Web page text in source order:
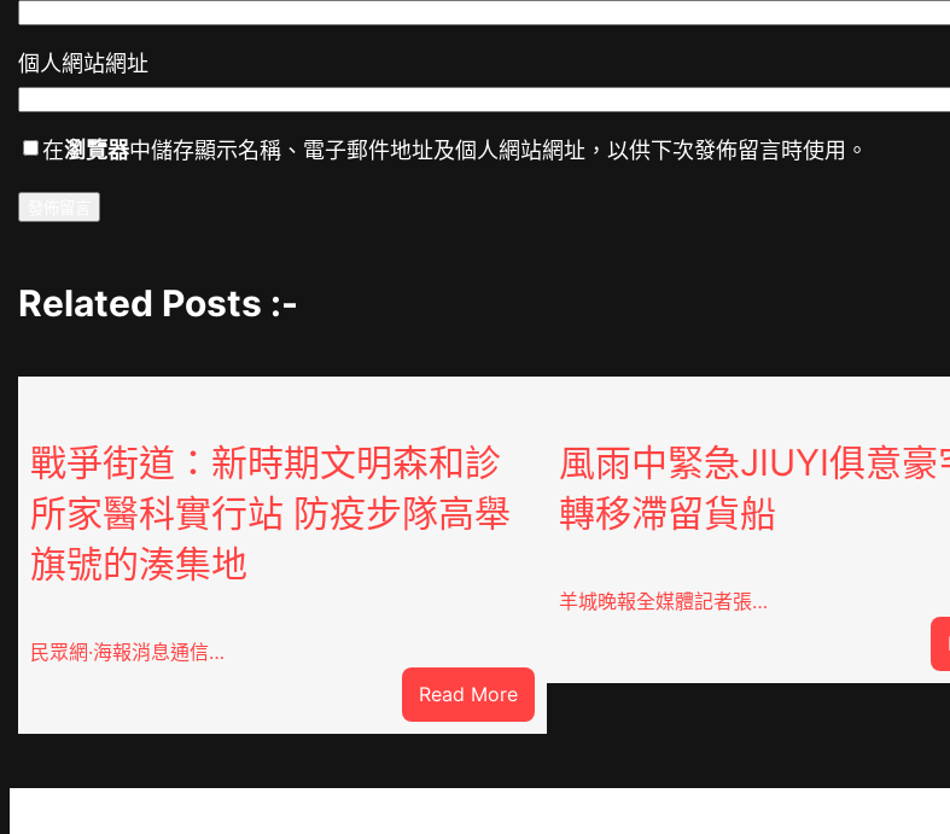
個人網站網址
在瀏覽器中儲存顯示名稱、電子郵件地址及個人網站網址，以供下次發佈留言時使用。
Related Posts :-
戰爭街道：新時期文明森和診
所家醫科實行站 防疫步隊高舉
旗號的湊集地
民眾網·海報消息通信…
Read More:
戰
街
風雨中緊急JIUYI俱意豪
轉移滯留貨船
羊城晚報全媒體記者張…